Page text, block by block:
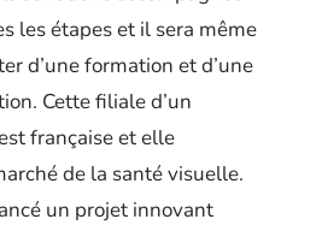
les étapes et il sera même
d’une formation et d’une
Cette filiale d’un
française et elle
de la santé visuelle.
un projet innovant